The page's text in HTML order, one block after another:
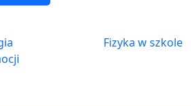
Fizyka w szkole